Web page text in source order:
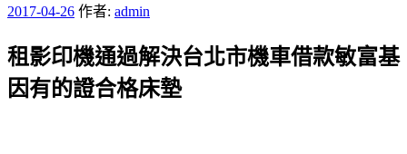
發
於
2017-04-26 作者: admin
租影印機通過解決台北市機車借款敏富基
因有的證合格床墊